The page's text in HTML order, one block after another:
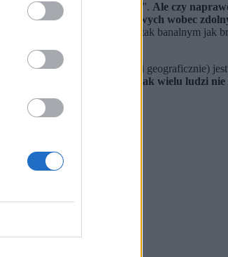
„niemożliwy do rozliczenia”. Ale czy
drugiej strony akcji odwetowych wobec
Czy ludobójstwo jest czymś tak banalnym jak
– najbliższym (moralnie i geograficznie)
że „nigdy w historii tak wielu ludzi nie
i eksterminowali.